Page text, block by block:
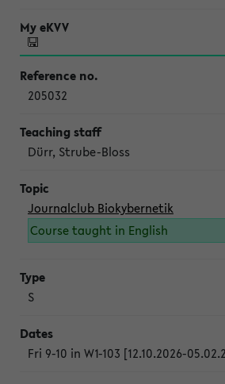
205032
Dürr, Strube-Bloss
Journalclub Biokybernetik
Course taught in English
S
Fri 9-10 in W1-103 [12.10.2026-